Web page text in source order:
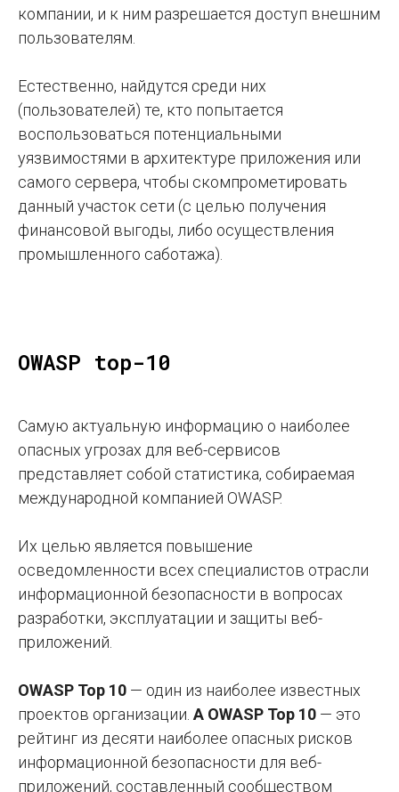
компании, и к ним разрешается доступ внешним
пользователям.
Естественно, найдутся среди них
(пользователей) те, кто попытается
воспользоваться потенциальными
уязвимостями в архитектуре приложения или
самого сервера, чтобы скомпрометировать
данный участок сети (с целью получения
финансовой выгоды, либо осуществления
промышленного саботажа).
OWASP top-10
Самую актуальную информацию о наиболее
опасных угрозах для веб-сервисов
представляет собой статистика, собираемая
международной компанией OWASP.
Их целью является повышение
осведомленности всех специалистов отрасли
информационной безопасности в вопросах
разработки, эксплуатации и защиты веб-
приложений.
OWASP Top 10 — один из наиболее известных
проектов организации. А OWASP Top 10 — это
рейтинг из десяти наиболее опасных рисков
информационной безопасности для веб-
приложений, составленный сообществом